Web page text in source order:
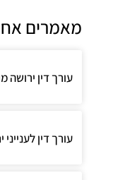
אחרונים
דין ירושה מומלץ
דין לענייני ירושה